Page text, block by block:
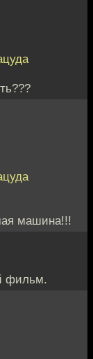
машина!!!
фильм.